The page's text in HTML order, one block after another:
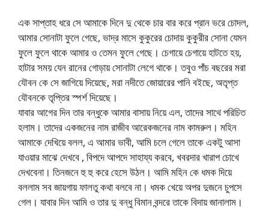
এক সাপ্তাহ ধরে সে আমাকে দিনে দু থেকে চার বার করে প্রান ভরে চোদল,
আমার সোনাটা ফুলে গেছে, ভাদ্র মাসে কুকুরের চোদায় কুকুরীর সোনা যেমন
ফুলে ফুলে থাকে আমার ও তেমন ফুলে গেছে। চেগায়ে চেগায়ে হাটতে হয়,
হাটার সময় যেন রানের গোড়ায় সোনাটা লেগে থাকে। তবুও পাঁচ বছরের মরা
যৌবন কে সে জাগিয়ে দিয়েছে, মরা নদীতে জোয়ারের পানি বইছে, অতৃপ্ত
যৌবনকে তৃপ্তির স্পর্শ দিয়েছে।
যাবার আগের দিন তার বন্ধুকে আমার বাসায় নিয়ে এল, তাদের সাথে পরিচিত
হলাম। তাদের একজনের নাম রাজীব আরেকজনের নাম কামরুল। মহিন
আমাকে দেখিয়ে বলল, এ আমার ভাবী, আমি চলে গেলে তাকে একটু আসা
যাওয়ার মাঝে দেখবে , বিপদে আপদে সাহায্য করবে, খবরদার খারাপ চোখে
দেখবেনা। তিনজনে হু হু করে হেসে উঠল। আমি মহিন কে ধমক দিয়ে
বললাম সব জায়গায় ফালতু কথা বলবে না। ধমক খেয়ে অপর দুজনে চুপসে
গেল। যাবার দিন আমি ও তার দু বন্ধু বিমান বন্দরে তাকে বিদায় জানালাম।